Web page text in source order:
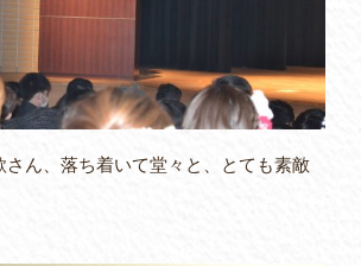
ん、落ち着いて堂々と、とても素敵